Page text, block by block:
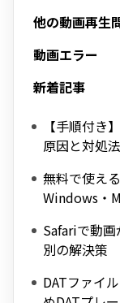
他の動画再生
動画エラー
新着記事
【手順付き
原因と対処法
無料で使え
Windows・
Safariで動
別の解決策
DATファイ